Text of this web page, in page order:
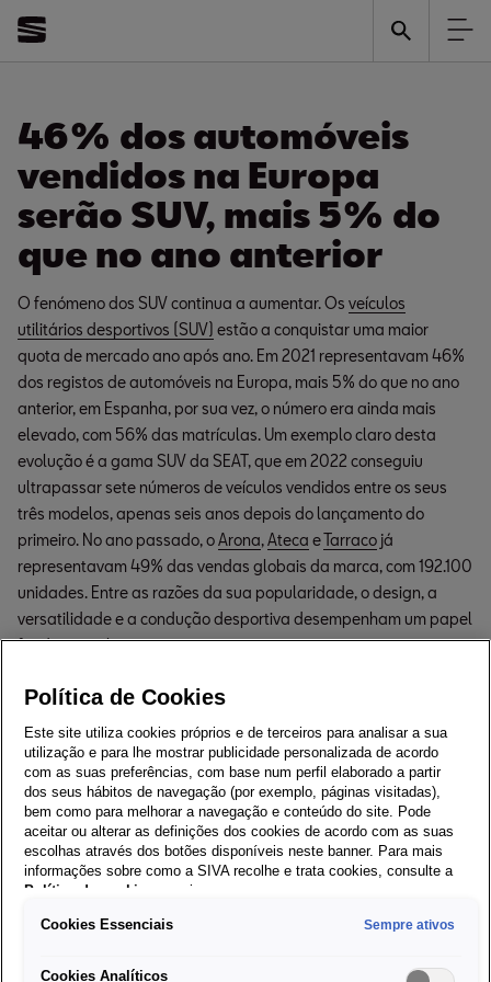
SEAT ultrapassa
vendidos
24/10/2022
46% dos automóveis
vendidos na Europa
serão SUV, mais 5% do
que no ano anterior
O fenómeno dos SUV continua a aumentar. Os veículos
utilitários desportivos (SUV) estão a conquistar uma maior
quota de mercado ano após ano. Em 2021 representavam 46%
dos registos de automóveis na Europa, mais 5% do que no ano
anterior, em Espanha, por sua vez, o número era ainda mais
elevado, com 56% das matrículas. Um exemplo claro desta
evolução é a gama SUV da SEAT, que em 2022 conseguiu
ultrapassar sete números de veículos vendidos entre os seus
três modelos, apenas seis anos depois do lançamento do
primeiro. No ano passado, oArona,Ateca eTarraco já
representavam 49% das vendas globais da marca, com 192.100
unidades. Entre as razões da sua popularidade, o design, a
versatilidade e a condução desportiva desempenham um papel
fundamental.
o SEAT Arona, que está sempre na liderança. Nascido em 2017, o
primeiro SUV urbano da SEAT tornou-se o veículo mais popular
da marca, com 481.585 unidades vendidas mundialmente. Em
2021 foi o best-seller em Espanha, sendo esta a primeira vez
que um SUV lidera o mercado no país. Com 98.000 unidades de
SUV vendidos em Espanha desde que foi lançado. Destaca-se
pelo seu design funcional e prático, pela sua imagem jovem e
personalizável, pela sua relação qualidade/preço, pelo grande
desempenho dinâmico e pelo interior tecnológico, o que faz dele
é produzido na fábrica Martorell.
Política de Cookies
Este site utiliza cookies próprios e de terceiros para analisar a sua
utilização e para lhe mostrar publicidade personalizada de acordo
com as suas preferências, com base num perfil elaborado a partir
dos seus hábitos de navegação (por exemplo, páginas visitadas),
bem como para melhorar a navegação e conteúdo do site. Pode
aceitar ou alterar as definições dos cookies de acordo com as suas
escolhas através dos botões disponíveis neste banner. Para mais
informações sobre como a SIVA recolhe e trata cookies, consulte a
Política de cookies
em vigor.
Cookies Essenciais Sempre ativos
Cookies Analíticos